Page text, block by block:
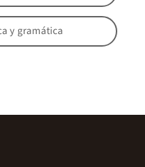
y gramática